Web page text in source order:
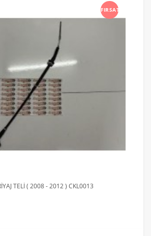
FIRSAT
TELİ ( 2008 - 2012 ) CKL0013